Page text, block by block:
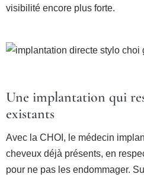
visibilité encore plus forte.
Une implantation qui
existants
Avec la CHOI, le médecin
cheveux déjà présents, en
pour ne pas les endommager.